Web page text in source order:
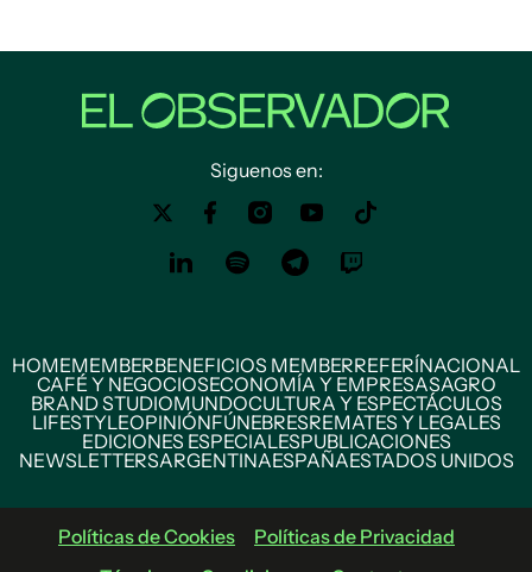
Siguenos en:
HOMEMEMBERBENEFICIOS MEMBERREFERÍNACIONAL
CAFÉ Y NEGOCIOSECONOMÍA Y EMPRESASAGRO
BRAND STUDIOMUNDOCULTURA Y ESPECTÁCULOS
LIFESTYLEOPINIÓNFÚNEBRESREMATES Y LEGALES
EDICIONES ESPECIALESPUBLICACIONES
NEWSLETTERSARGENTINAESPAÑAESTADOS UNIDOS
Políticas de Cookies
Políticas de Privacidad